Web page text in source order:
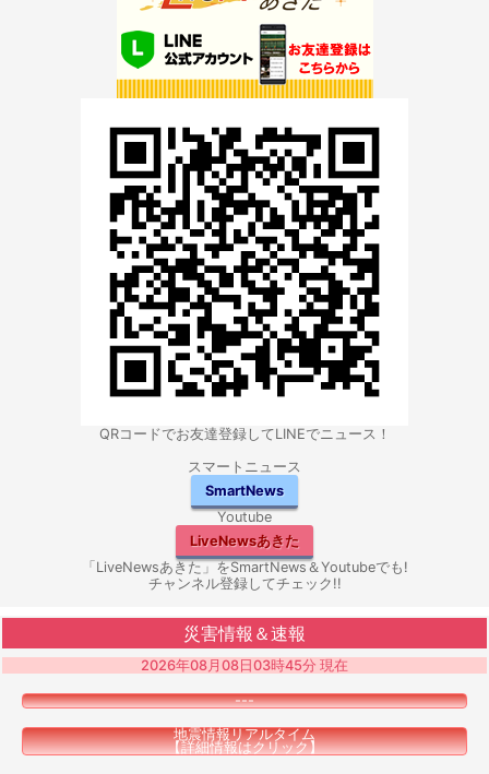
QRコードでお友達登録してLINEでニュース！
スマートニュース
SmartNews
Youtube
LiveNewsあきた
「LiveNewsあきた」をSmartNews＆Youtubeでも!
チャンネル登録してチェック!!
災害情報＆速報
2026年08月08日03時45分 現在
---
地震情報リアルタイム
【詳細情報はクリック】